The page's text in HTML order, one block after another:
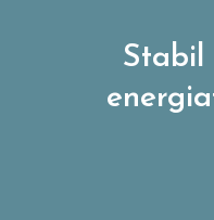
Stabil